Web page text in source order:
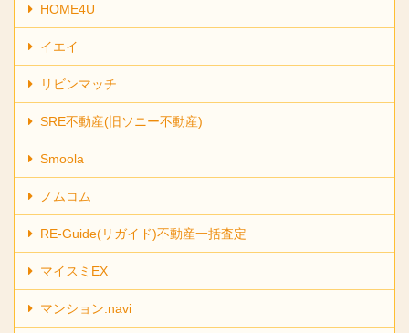
HOME4U
イエイ
リビンマッチ
SRE不動産(旧ソニー不動産)
Smoola
ノムコム
RE-Guide(リガイド)不動産一括査定
マイスミEX
マンション.navi